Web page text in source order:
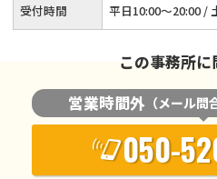
受付時間 平日10:00～20:00 /
この事務所
営業時間外 （メール問
050-